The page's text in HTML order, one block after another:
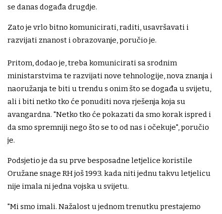
se danas događa drugdje.
Zato je vrlo bitno komunicirati, raditi, usavršavati i
razvijati znanost i obrazovanje, poručio je.
Pritom, dodao je, treba komunicirati sa srodnim
ministarstvima te razvijati nove tehnologije, nova znanja i
naoružanja te biti u trendu s onim što se događa u svijetu,
ali i biti netko tko će ponuditi nova rješenja koja su
avangardna. "Netko tko će pokazati da smo korak ispred i
da smo spremniji nego što se to od nas i očekuje", poručio
je.
Podsjetio je da su prve besposadne letjelice koristile
Oružane snage RH još 1993. kada niti jednu takvu letjelicu
nije imala ni jedna vojska u svijetu.
"Mi smo imali. Nažalost u jednom trenutku prestajemo